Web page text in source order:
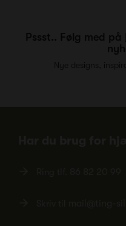
Pssst.. Følg med på
Nye designs,